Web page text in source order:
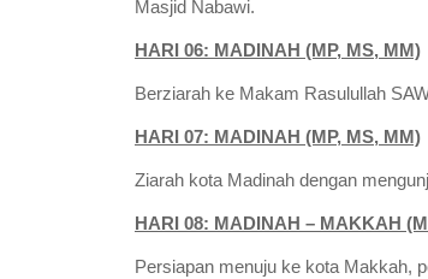
Masjid Nabawi.
HARI 06: MADINAH (MP, MS, MM)
Berziarah ke Makam Rasulullah
HARI 07: MADINAH (MP, MS, MM)
Ziarah kota Madinah dengan
HARI 08: MADINAH – MAKKAH
Persiapan menuju ke kota Makkah,